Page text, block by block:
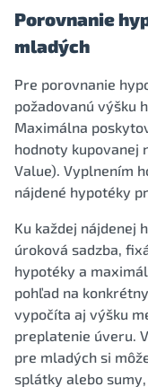
Porovnanie
mladých
Pre porovnanie
požadovanú výšku
Maximálna
hodnoty kupovanej
Value). Vyplnením
nájdené hypotéky
Ku každej nájdenej
úroková sadzba,
hypotéky a
pohľad na
vypočíta aj výšku
preplatenie úveru.
pre mladých si
splátky alebo